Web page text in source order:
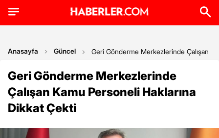
Anasayfa Güncel Geri Gönderme Merkezlerinde Çalışan
Geri Gönderme Merkezlerinde
Çalışan Kamu Personeli Haklarına
Dikkat Çekti